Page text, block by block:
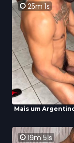
25m 1s
Mais um
19m 51s